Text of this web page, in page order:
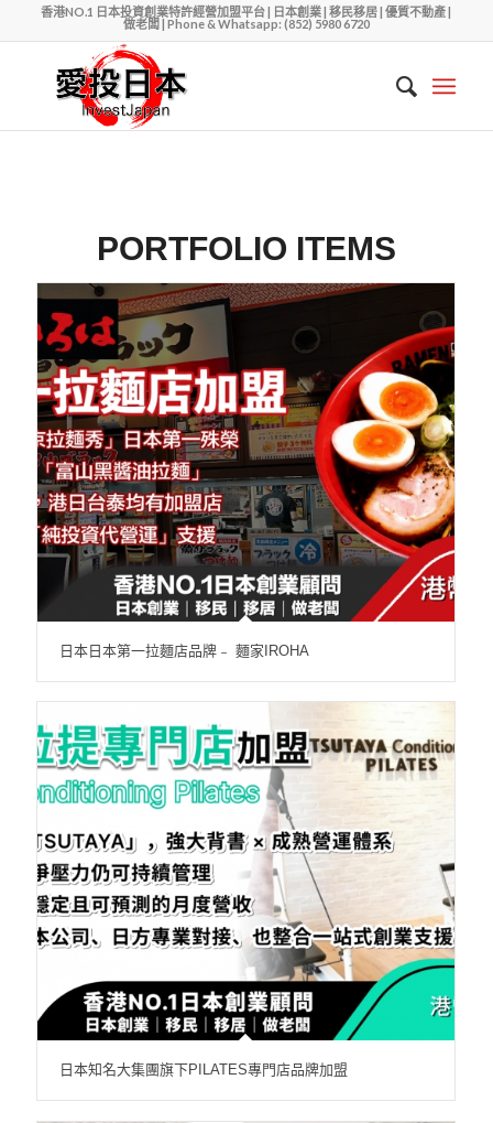
香港NO.1 日本投資創業特許經營加盟平台 | 日本創業 | 移民移居 | 優質不動產 |
做老闆 | Phone & Whatsapp: (852) 5980 6720
PORTFOLIO ITEMS
日本日本第一拉麵店品牌﹣ 麵家IROHA
日本知名大集團旗下PILATES專門店品牌加盟